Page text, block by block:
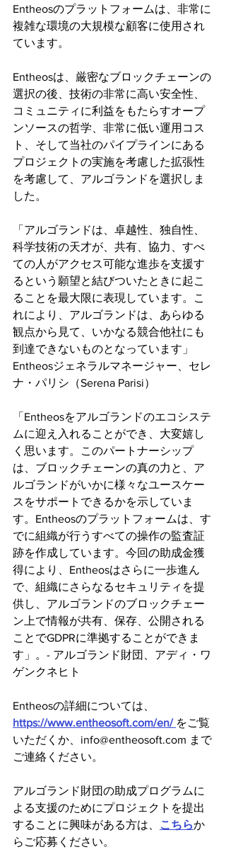
Entheosのプラットフォームは、非常に
複雑な環境の大規模な顧客に使用され
ています。
Entheosは、厳密なブロックチェーンの
選択の後、技術の非常に高い安全性、
コミュニティに利益をもたらすオープ
ンソースの哲学、非常に低い運用コス
ト、そして当社のパイプラインにある
プロジェクトの実施を考慮した拡張性
を考慮して、アルゴランドを選択しま
した。
「アルゴランドは、卓越性、独自性、
科学技術の天才が、共有、協力、すべ
ての人がアクセス可能な進歩を支援す
るという願望と結びついたときに起こ
ることを最大限に表現しています。こ
れにより、アルゴランドは、あらゆる
観点から見て、いかなる競合他社にも
到達できないものとなっています」
Entheosジェネラルマネージャー、セレ
ナ・パリシ（Serena Parisi）
「Entheosをアルゴランドのエコシステ
ムに迎え入れることができ、大変嬉し
く思います。このパートナーシップ
は、ブロックチェーンの真の力と、ア
ルゴランドがいかに様々なユースケー
スをサポートできるかを示していま
す。Entheosのプラットフォームは、す
でに組織が行うすべての操作の監査証
跡を作成しています。今回の助成金獲
得により、Entheosはさらに一歩進ん
で、組織にさらなるセキュリティを提
供し、アルゴランドのブロックチェー
ン上で情報が共有、保存、公開される
ことでGDPRに準拠することができま
す」。- アルゴランド財団、アディ・ワ
ゲンクネヒト
Entheosの詳細については、
https://www.entheosoft.com/en/ をご覧
いただくか、info@entheosoft.com まで
ご連絡ください。
アルゴランド財団の助成プログラムに
よる支援のためにプロジェクトを提出
することに興味がある方は、
こちらか
らご応募ください。